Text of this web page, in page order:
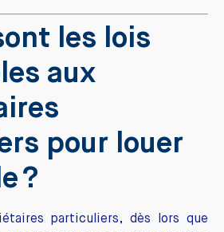
les lois
aux
pour louer
?
particuliers, dès lors que